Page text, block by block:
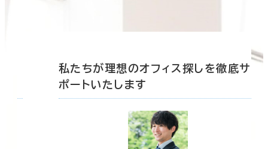
私たちが理想のオフィス探しを徹底サ
ポートいたします